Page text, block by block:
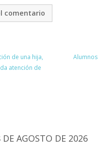
de una hija,
atención de
DE AGOSTO DE 2026